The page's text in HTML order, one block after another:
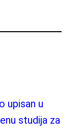
upisan u
studija za